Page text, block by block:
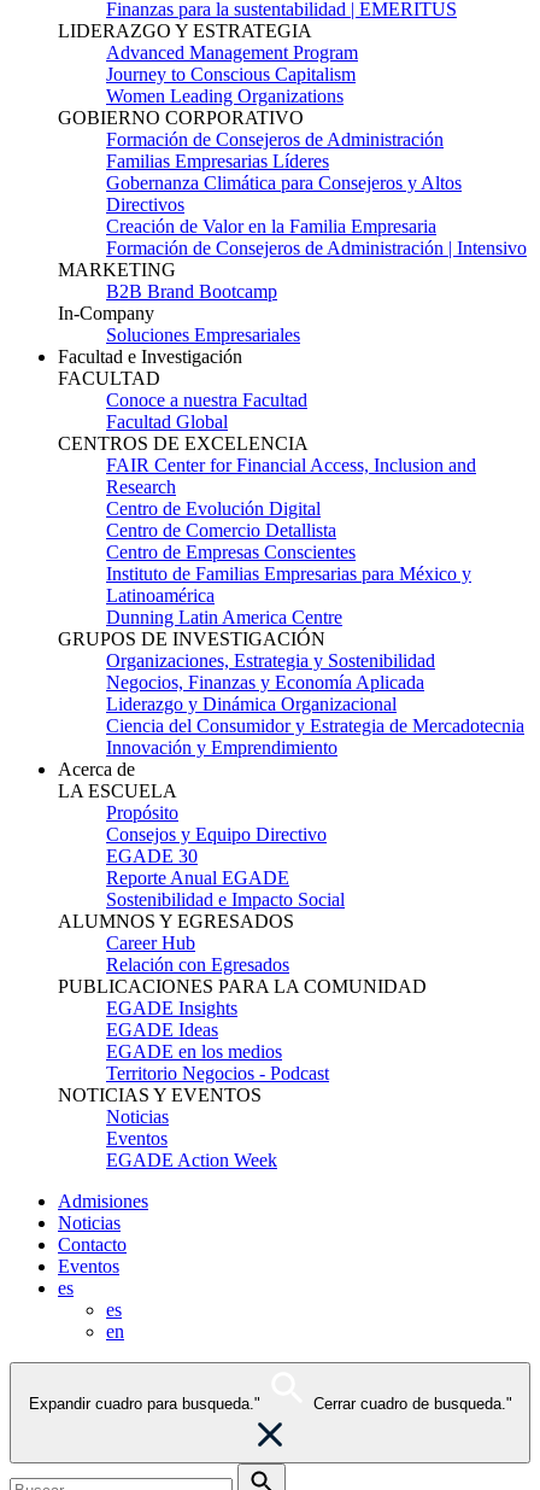
Finanzas para la sustentabilidad | EMERITUS
LIDERAZGO Y ESTRATEGIA
Advanced Management Program
Journey to Conscious Capitalism
Women Leading Organizations
GOBIERNO CORPORATIVO
Formación de Consejeros de Administración
Familias Empresarias Líderes
Gobernanza Climática para Consejeros y Altos
Directivos
Creación de Valor en la Familia Empresaria
Formación de Consejeros de Administración | Intensivo
MARKETING
B2B Brand Bootcamp
In-Company
Soluciones Empresariales
Facultad e Investigación
FACULTAD
Conoce a nuestra Facultad
Facultad Global
CENTROS DE EXCELENCIA
FAIR Center for Financial Access, Inclusion and
Research
Centro de Evolución Digital
Centro de Comercio Detallista
Centro de Empresas Conscientes
Instituto de Familias Empresarias para México y
Latinoamérica
Dunning Latin America Centre
GRUPOS DE INVESTIGACIÓN
Organizaciones, Estrategia y Sostenibilidad
Negocios, Finanzas y Economía Aplicada
Liderazgo y Dinámica Organizacional
Ciencia del Consumidor y Estrategia de Mercadotecnia
Innovación y Emprendimiento
Acerca de
LA ESCUELA
Propósito
Consejos y Equipo Directivo
EGADE 30
Reporte Anual EGADE
Sostenibilidad e Impacto Social
ALUMNOS Y EGRESADOS
Career Hub
Relación con Egresados
PUBLICACIONES PARA LA COMUNIDAD
EGADE Insights
EGADE Ideas
EGADE en los medios
Territorio Negocios - Podcast
NOTICIAS Y EVENTOS
Noticias
Eventos
EGADE Action Week
Admisiones
Noticias
Contacto
Eventos
es
es
en
Expandir cuadro para busqueda." Cerrar cuadro de busqueda."